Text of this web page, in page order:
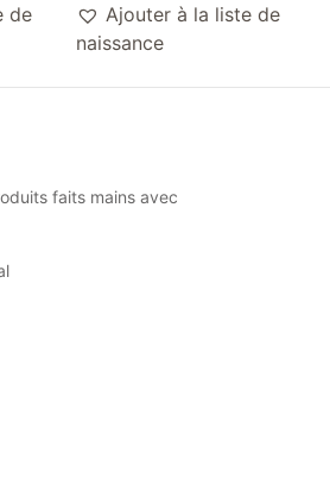
de
Ajouter à la liste de
naissance
faits mains avec